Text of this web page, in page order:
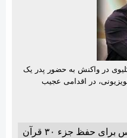
در واکنش به حضور پدر یک
در اقدامی عجیب
حفظ جزء ۳۰ قرآن